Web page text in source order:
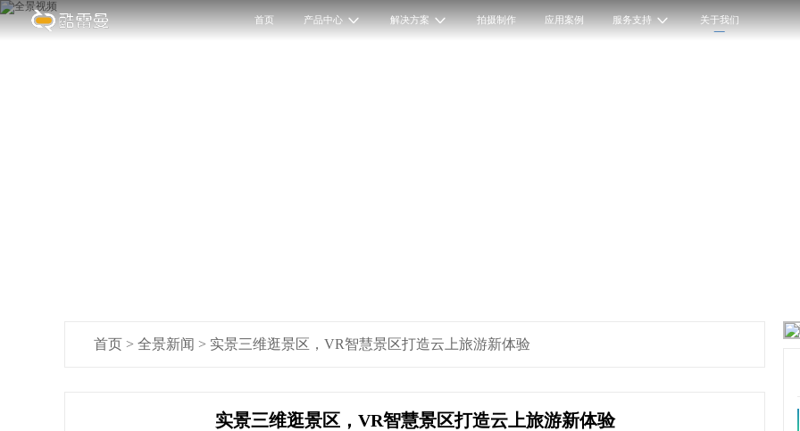
首页 产品中心 解决方案 拍摄制作 应用案例 服务支持 关于我们
首页 > 全景新闻 > 实景三维逛景区，VR智慧景区打造云上旅游新体验
实景三维逛景区，VR智慧景区打造云上旅游新体验